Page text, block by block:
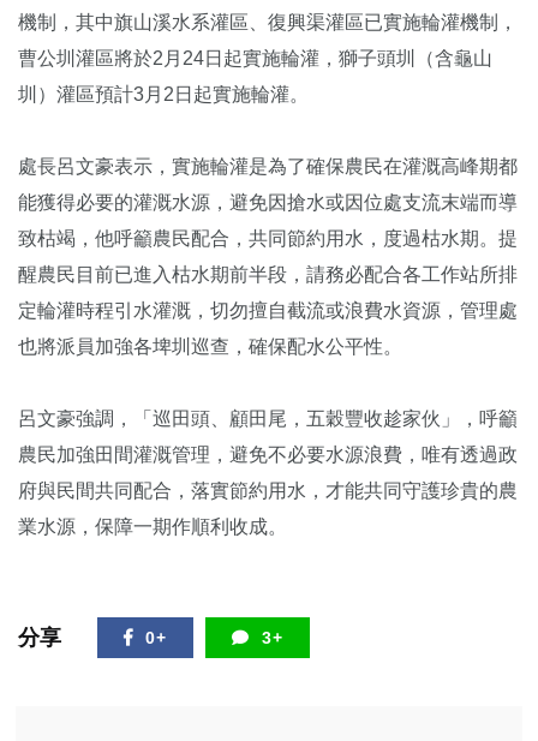
機制，其中旗山溪水系灌區、復興渠灌區已實施輪灌機制，
曹公圳灌區將於2月24日起實施輪灌，獅子頭圳（含龜山
圳）灌區預計3月2日起實施輪灌。
處長呂文豪表示，實施輪灌是為了確保農民在灌溉高峰期都
能獲得必要的灌溉水源，避免因搶水或因位處支流末端而導
致枯竭，他呼籲農民配合，共同節約用水，度過枯水期。提
醒農民目前已進入枯水期前半段，請務必配合各工作站所排
定輪灌時程引水灌溉，切勿擅自截流或浪費水資源，管理處
也將派員加強各埤圳巡查，確保配水公平性。
呂文豪強調，「巡田頭、顧田尾，五穀豐收趁家伙」，呼籲
農民加強田間灌溉管理，避免不必要水源浪費，唯有透過政
府與民間共同配合，落實節約用水，才能共同守護珍貴的農
業水源，保障一期作順利收成。
分享 0+ 3+